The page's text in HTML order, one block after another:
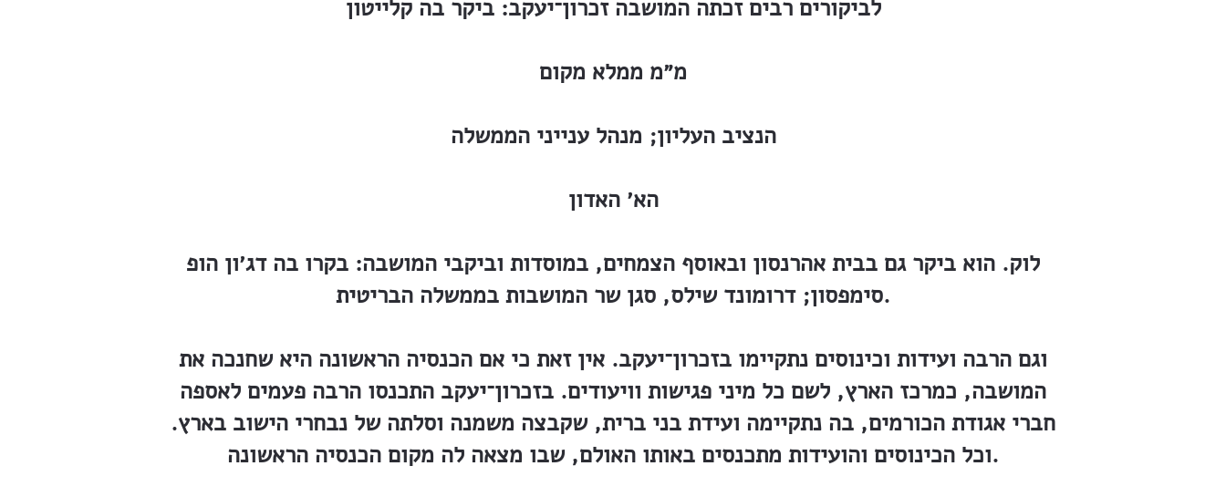
לביקורים רבים זכתה המושבה זכרון־יעקב: ביקר בה קלייטון
מ״מ ממלא מקום
הנציב העליון; מנהל ענייני הממשלה
הא׳ האדון
לוק. הוא ביקר גם בבית אהרנסון ובאוסף הצמחים, במוסדות וביקבי המושבה: בקרו בה דג׳ון הופ
סימפסון; דרומונד שילס, סגן שר המושבות בממשלה הבריטית.
וגם הרבה ועידות וכינוסים נתקיימו בזכרון־יעקב. אין זאת כי אם הכנסיה הראשונה היא שחנכה את
המושבה, כמרכז הארץ, לשם כל מיני פגישות וויעודים. בזכרון־יעקב התכנסו הרבה פעמים לאספה
חברי אגודת הכורמים, בה נתקיימה ועידת בני ברית, שקבצה משמנה וסלתה של נבחרי הישוב בארץ.
וכל הכינוסים והועידות מתכנסים באותו האולם, שבו מצאה לה מקום הכנסיה הראשונה.